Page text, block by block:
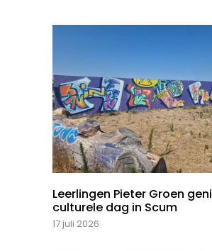
Leerlingen Pieter Groen
culturele dag in Scum
17 juli 2026